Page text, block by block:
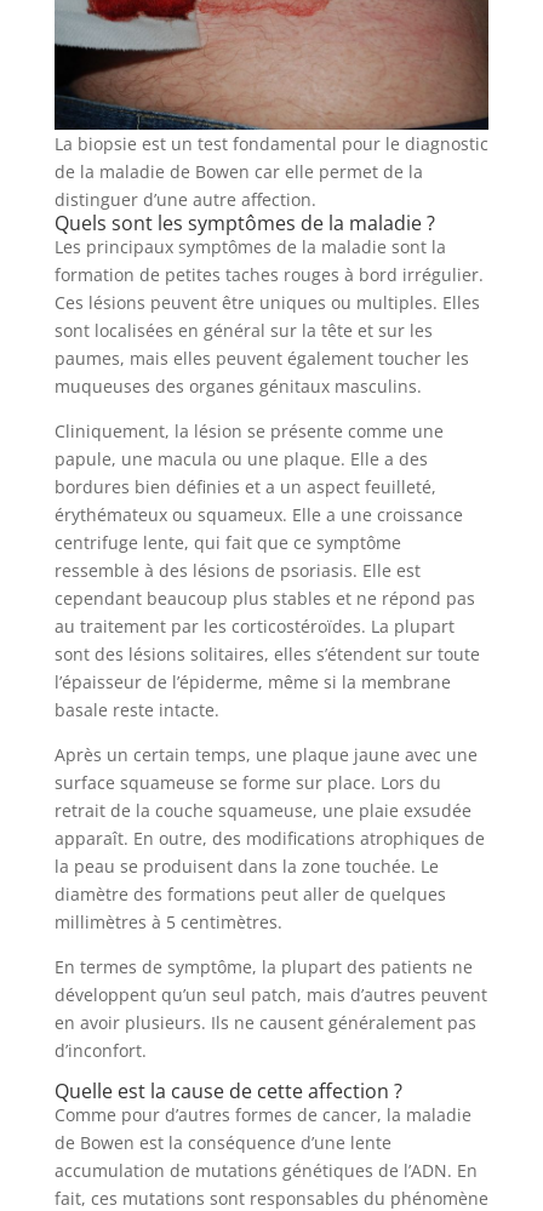
La biopsie est un test fondamental pour le diagnostic
de la maladie de Bowen car elle permet de la
distinguer d’une autre affection.
Quels sont les symptômes de la maladie ?
Les principaux symptômes de la maladie sont la
formation de petites taches rouges à bord irrégulier.
Ces lésions peuvent être uniques ou multiples. Elles
sont localisées en général sur la tête et sur les
paumes, mais elles peuvent également toucher les
muqueuses des organes génitaux masculins.
Cliniquement, la lésion se présente comme une
papule, une macula ou une plaque. Elle a des
bordures bien définies et a un aspect feuilleté,
érythémateux ou squameux. Elle a une croissance
centrifuge lente, qui fait que ce symptôme
ressemble à des lésions de psoriasis. Elle est
cependant beaucoup plus stables et ne répond pas
au traitement par les corticostéroïdes. La plupart
sont des lésions solitaires, elles s’étendent sur toute
l’épaisseur de l’épiderme, même si la membrane
basale reste intacte.
Après un certain temps, une plaque jaune avec une
surface squameuse se forme sur place. Lors du
retrait de la couche squameuse, une plaie exsudée
apparaît. En outre, des modifications atrophiques de
la peau se produisent dans la zone touchée. Le
diamètre des formations peut aller de quelques
millimètres à 5 centimètres.
En termes de symptôme, la plupart des patients ne
développent qu’un seul patch, mais d’autres peuvent
en avoir plusieurs. Ils ne causent généralement pas
d’inconfort.
Quelle est la cause de cette affection ?
Comme pour d’autres formes de cancer, la maladie
de Bowen est la conséquence d’une lente
accumulation de mutations génétiques de l’ADN. En
fait, ces mutations sont responsables du phénomène